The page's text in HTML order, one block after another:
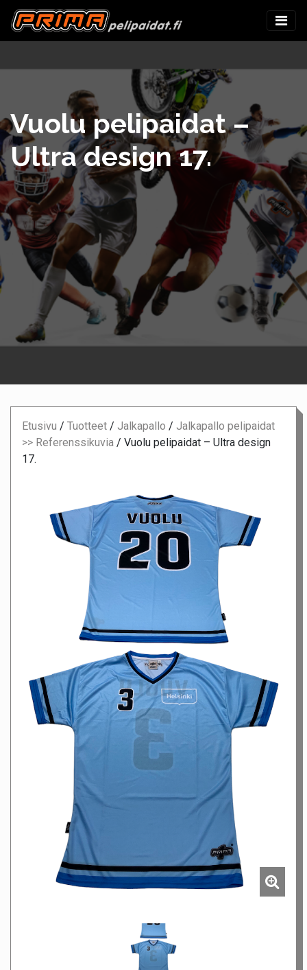
Vuolu pelipaidat –
Ultra design 17.
Etusivu / Tuotteet / Jalkapallo / Jalkapallo pelipaidat
>> Referenssikuvia / Vuolu pelipaidat – Ultra design
17.